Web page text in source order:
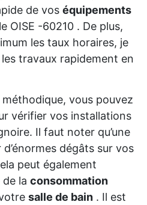
de vos équipements
OISE -60210 . De plus,
les taux horaires, je
travaux rapidement en
vous pouvez
vérifier vos installations
Il faut noter qu’une
dégâts sur vos
peut également
la consommation
salle de bain . Il est